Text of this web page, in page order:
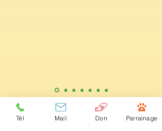
Tél Mail Don Parrainage